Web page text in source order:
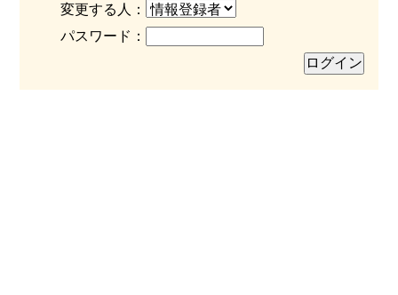
変更する人：
パスワード：